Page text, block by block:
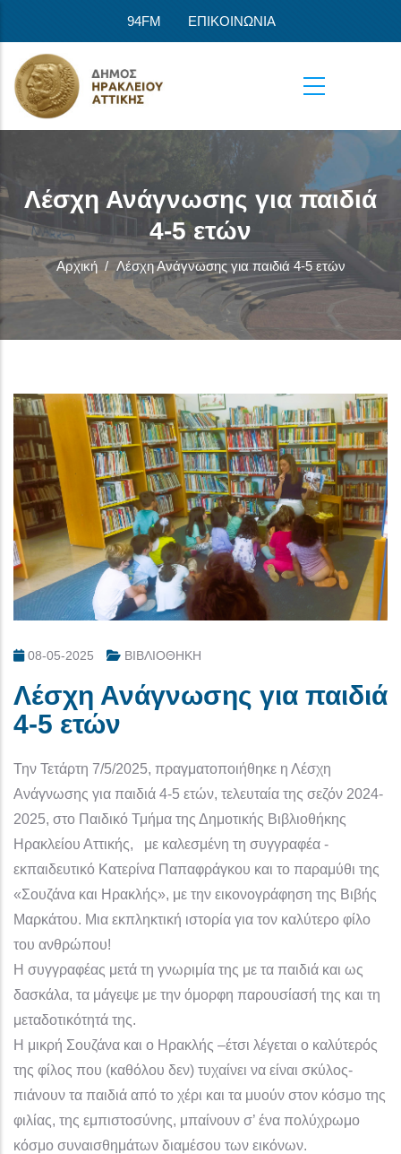
94FM ΕΠΙΚΟΙΝΩΝΙΑ
Λέσχη Ανάγνωσης για παιδιά
4-5 ετών
Αρχική / Λέσχη Ανάγνωσης για παιδιά 4-5 ετών
08-05-2025 ΒΙΒΛΙΟΘΗΚΗ
Λέσχη Ανάγνωσης για παιδιά
4-5 ετών
Την Τετάρτη 7/5/2025, πραγματοποιήθηκε η Λέσχη
Ανάγνωσης για παιδιά 4-5 ετών, τελευταία της σεζόν 2024-
2025, στο Παιδικό Τμήμα της Δημοτικής Βιβλιοθήκης
Ηρακλείου Αττικής, με καλεσμένη τη συγγραφέα -
εκπαιδευτικό Κατερίνα Παπαφράγκου και το παραμύθι της
«Σουζάνα και Ηρακλής», με την εικονογράφηση της Βιβής
Μαρκάτου. Μια εκπληκτική ιστορία για τον καλύτερο φίλο
του ανθρώπου!
Η συγγραφέας μετά τη γνωριμία της με τα παιδιά και ως
δασκάλα, τα μάγεψε με την όμορφη παρουσίασή της και τη
μεταδοτικότητά της.
Η μικρή Σουζάνα και ο Ηρακλής –έτσι λέγεται ο καλύτερός
της φίλος που (καθόλου δεν) τυχαίνει να είναι σκύλος-
πιάνουν τα παιδιά από το χέρι και τα μυούν στον κόσμο της
φιλίας, της εμπιστοσύνης, μπαίνουν σ’ ένα πολύχρωμο
κόσμο συναισθημάτων διαμέσου των εικόνων.